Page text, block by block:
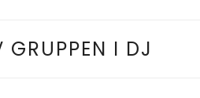
GRUPPEN I DJ